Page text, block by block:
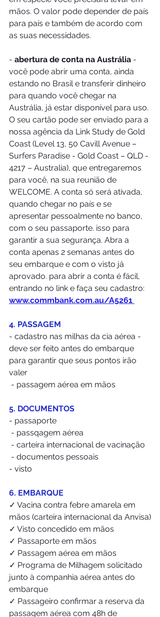
mãos. O valor pode depender de país
para país e também de acordo com
as suas necessidades.
- abertura de conta na Austrália -
você pode abrir uma conta, ainda
estando no Brasil e transferir dinheiro
para quando você chegar na
Austrália, já estar disponível para uso.
O seu cartão pode ser enviado para a
nossa agência da Link Study de Gold
Coast (Level 13, 50 Cavill Avenue –
Surfers Paradise - Gold Coast – QLD -
4217 – Australia), que entregaremos
para você, na sua reunião de
WELCOME. A conta só será ativada,
quando chegar no país e se
apresentar pessoalmente no banco,
com o seu passaporte. isso para
garantir a sua segurança. Abra a
conta apenas 2 semanas antes do
seu embarque e com o visto já
aprovado. para abrir a conta é fácil,
entrando no link e faça seu cadastro:
www.commbank.com.au/A5261
4. PASSAGEM
- cadastro nas milhas da cia aérea -
deve ser feito antes do embarque
para garantir que seus pontos irão
valer
- passagem aérea em mãos
5. DOCUMENTOS
- passaporte
- passqagem aérea
- carteira internacional de vacinação
- documentos pessoais
- visto
6. EMBARQUE
✓ Vacina contra febre amarela em
mãos (carteira internacional da Anvisa)
✓ Visto concedido em mãos
✓ Passaporte em mãos
✓ Passagem aérea em mãos
✓ Programa de Milhagem solicitado
junto à companhia aérea antes do
embarque
✓ Passageiro confirmar a reserva da
passagem aérea com 48h de